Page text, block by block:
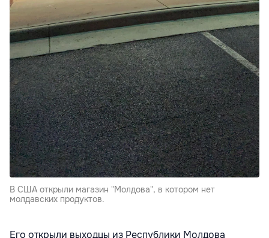
В США открыли магазин "Молдова", в котором нет
молдавских продуктов.
Его открыли выходцы из Республики Молдова